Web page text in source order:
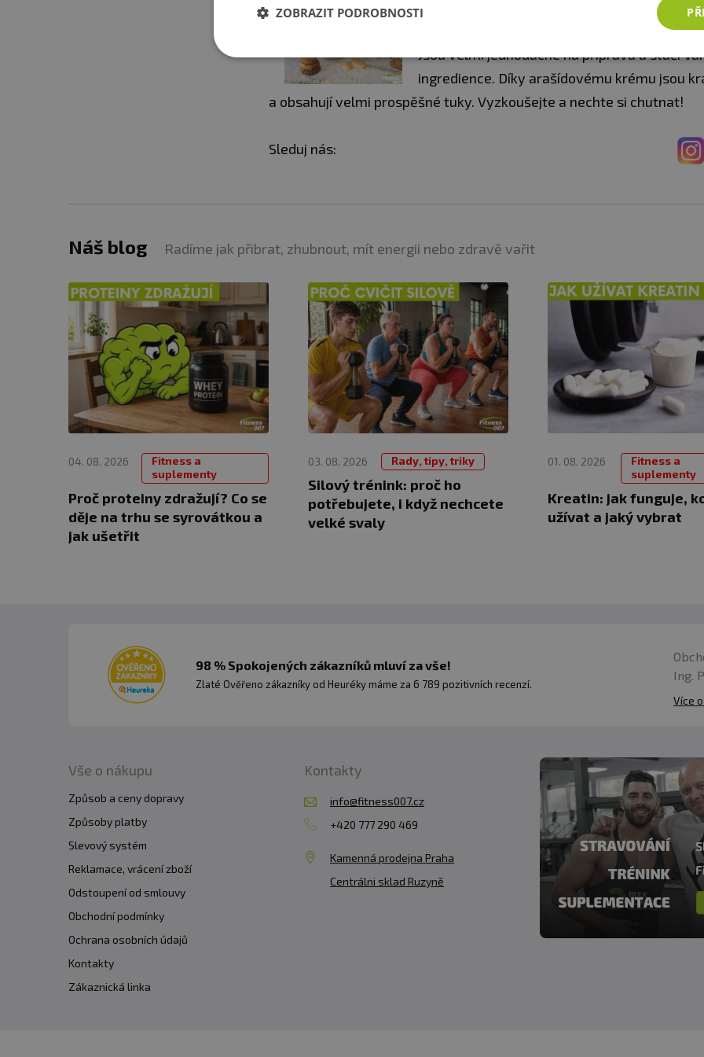
ARAŠÍDOVÉ SUŠENKY
Tyto arašídové sušenky jsou jako dělané k
Jsou velmi jednoduché na přípravu a stačí
ingredience. Díky arašídovému krému jsou
a obsahují velmi prospěšné tuky. Vyzkoušejte a nechte si chutnat!
Sleduj nás:
Náš blog Radíme jak přibrat, zhubnout, mít energii nebo zdravě vařit
04. 08. 2026
Fitness a
suplementy
Proč proteiny zdražují? Co se
děje na trhu se syrovátkou a
jak ušetřit
03. 08. 2026 Rady, tipy, triky
Silový trénink: proč ho
potřebujete, i když nechcete
velké svaly
01. 08. 2026
Fitness a
suplementy
Kreatin: jak funguje,
užívat a jaký vybrat
98 % Spokojených zákazníků mluví za vše!
Zlaté Ověřeno zákazníky od Heuréky máme za 6 789 pozitivních recenzí.
Ing.
Více
Vše o nákupu
Způsob a ceny dopravy
Způsoby platby
Slevový systém
Reklamace, vrácení zboží
Odstoupení od smlouvy
Obchodní podmínky
Ochrana osobních údajů
Kontakty
Zákaznická linka
Kontakty
info@fitness007.cz
+420 777 290 469
Kamenná prodejna Praha
Centrálni sklad Ruzyně
ZOBRAZIT PODROBNOSTI